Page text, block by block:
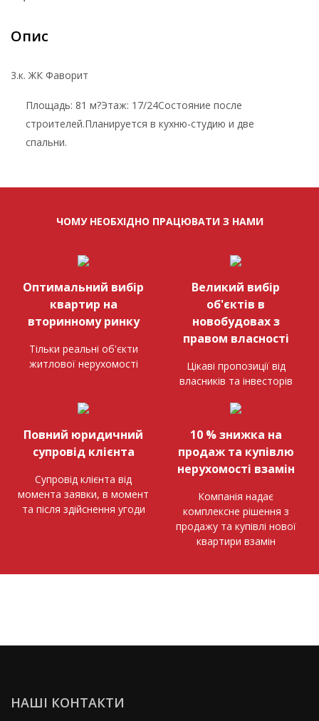
Опис
3.к. ЖК Фаворит
Площадь: 81 м?Этаж: 17/24Состояние после
строителей.Планируется в кухню-студию и две
спальни.
ЧОМУ НЕОБХІДНО ПРАЦЮВАТИ З НАМИ
Оптимальний вибір
квартир на
вторинному ринку
Тільки реальні об'єкти
житлової нерухомості
Великий вибір
об'єктів в
новобудовах з
правом власності
Цікаві пропозиції від
власників та інвесторів
Повний юридичний
супровід клієнта
Супровід клієнта від
момента заявки, в момент
та після здійснення угоди
10 % знижка на
продаж та купівлю
нерухомості взамін
Компанія надає
комплексне рішення з
продажу та купівлі нової
квартири взамін
НАШІ КОНТАКТИ